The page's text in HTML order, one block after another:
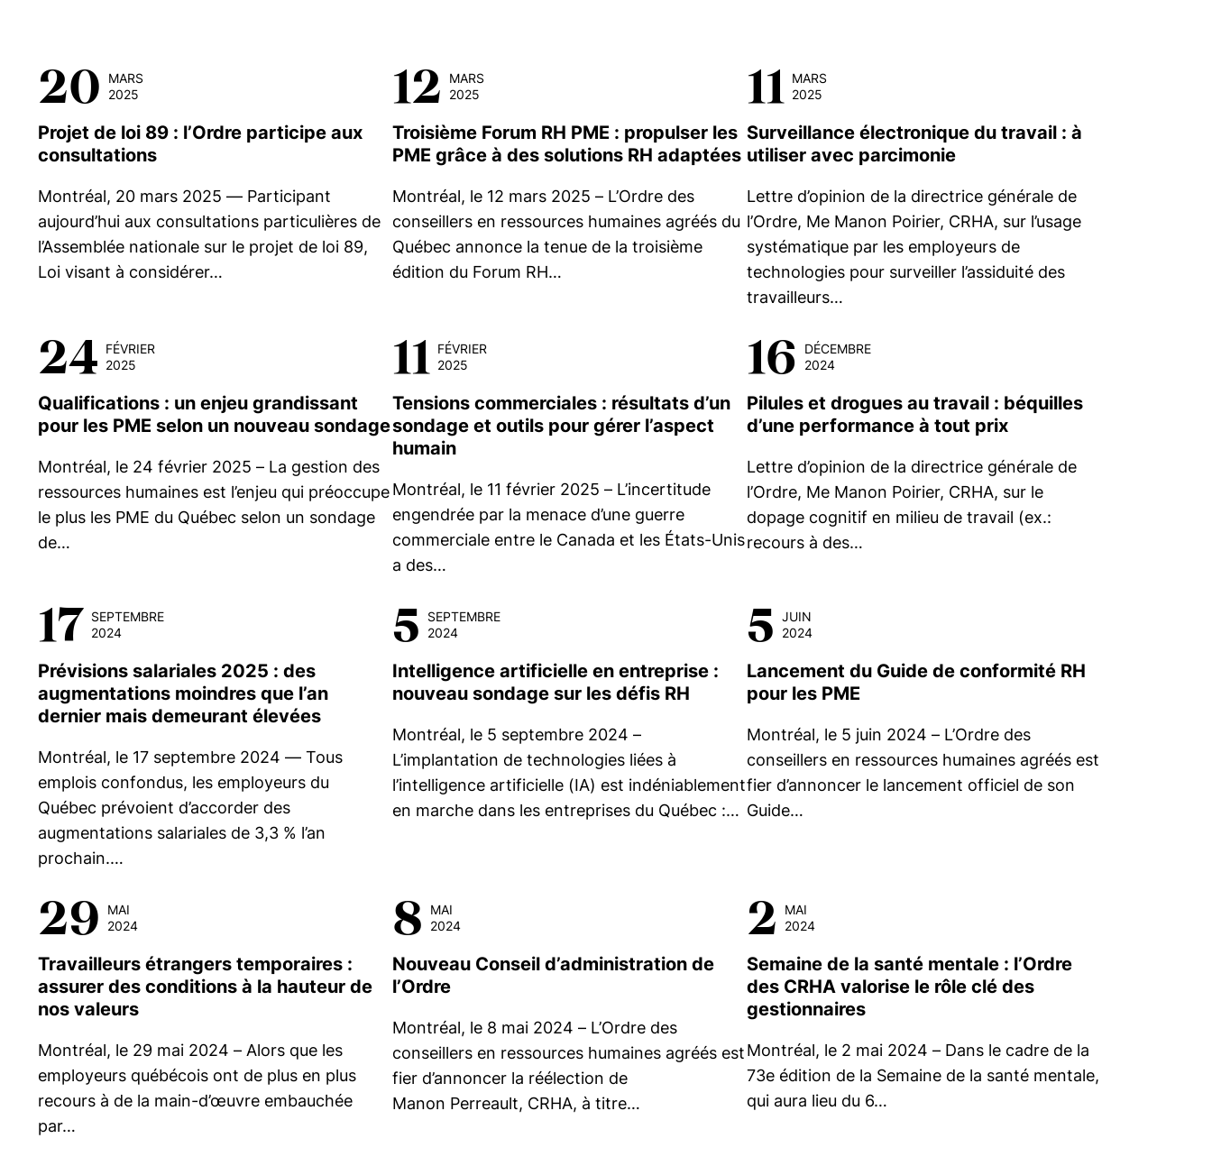
20
MARS
2025
Projet de loi 89 : l’Ordre participe aux
consultations
Montréal, 20 mars 2025 — Participant
aujourd’hui aux consultations particulières de
l’Assemblée nationale sur le projet de loi 89,
Loi visant à considérer…
12
MARS
2025
Troisième Forum RH PME : propulser les
PME grâce à des solutions RH adaptées
Montréal, le 12 mars 2025 – L’Ordre des
conseillers en ressources humaines agréés du
Québec annonce la tenue de la troisième
édition du Forum RH…
11
MARS
2025
Surveillance électronique du travail : à
utiliser avec parcimonie
Lettre d’opinion de la directrice générale de
l’Ordre, Me Manon Poirier, CRHA, sur l’usage
systématique par les employeurs de
technologies pour surveiller l’assiduité des
travailleurs…
24 FÉVRIER
2025
Qualifications : un enjeu grandissant
pour les PME selon un nouveau sondage
Montréal, le 24 février 2025 – La gestion des
ressources humaines est l’enjeu qui préoccupe
le plus les PME du Québec selon un sondage
de…
11
FÉVRIER
2025
Tensions commerciales : résultats d’un
sondage et outils pour gérer l’aspect
humain
Montréal, le 11 février 2025 – L’incertitude
engendrée par la menace d’une guerre
commerciale entre le Canada et les États-Unis
a des…
16
DÉCEMBRE
2024
Pilules et drogues au travail : béquilles
d’une performance à tout prix
Lettre d’opinion de la directrice générale de
l’Ordre, Me Manon Poirier, CRHA, sur le
dopage cognitif en milieu de travail (ex.:
recours à des…
17 SEPTEMBRE
2024
Prévisions salariales 2025 : des
augmentations moindres que l’an
dernier mais demeurant élevées
Montréal, le 17 septembre 2024 — Tous
emplois confondus, les employeurs du
Québec prévoient d’accorder des
augmentations salariales de 3,3 % l’an
prochain.…
5
SEPTEMBRE
2024
Intelligence artificielle en entreprise :
nouveau sondage sur les défis RH
Montréal, le 5 septembre 2024 –
L’implantation de technologies liées à
l’intelligence artificielle (IA) est indéniablement
en marche dans les entreprises du Québec :…
5 JUIN
2024
Lancement du Guide de conformité RH
pour les PME
Montréal, le 5 juin 2024 – L’Ordre des
conseillers en ressources humaines agréés est
fier d’annoncer le lancement officiel de son
Guide…
29
MAI
2024
Travailleurs étrangers temporaires :
assurer des conditions à la hauteur de
nos valeurs
Montréal, le 29 mai 2024 – Alors que les
employeurs québécois ont de plus en plus
recours à de la main-d’œuvre embauchée
par…
8
MAI
2024
Nouveau Conseil d’administration de
l’Ordre
Montréal, le 8 mai 2024 – L’Ordre des
conseillers en ressources humaines agréés est
fier d’annoncer la réélection de
Manon Perreault, CRHA, à titre…
2
MAI
2024
Semaine de la santé mentale : l’Ordre
des CRHA valorise le rôle clé des
gestionnaires
Montréal, le 2 mai 2024 – Dans le cadre de la
73e édition de la Semaine de la santé mentale,
qui aura lieu du 6…